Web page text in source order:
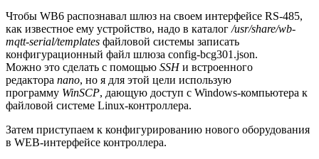
Чтобы WB6 распознавал шлюз на своем интерфейсе RS-485,
как известное ему устройство, надо в каталог /usr/share/wb-
mqtt-serial/templates файловой системы записать
конфигурационный файл шлюза config-bcg301.json.
Можно это сделать с помощью SSHи встроенного
редактора nano, но я для этой цели использую
программу WinSCP, дающую доступ с Windows-компьютера к
файловой системе Linux-контроллера.
Затем приступаем к конфигурированию нового оборудования
в WEB-интерфейсе контроллера.